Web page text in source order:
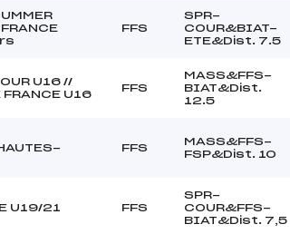
FFS
SPR-
COUR&BIAT-
ETE&Dist. 7.5
U16 //
FRANCE U16
FFS
MASS&FFS-
BIAT&Dist.
12.5
FFS
MASS&FFS-
FSP&Dist. 10
U19/21 FFS
SPR-
COUR&FFS-
BIAT&Dist. 7,5